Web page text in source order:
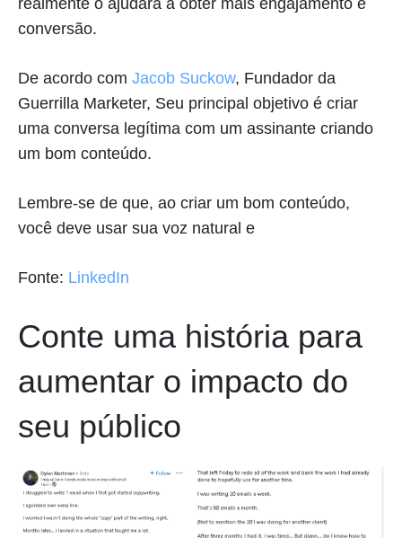
conversão.
De acordo com Jacob Suckow, Fundador da
Guerrilla Marketer, Seu principal objetivo é criar
uma conversa legítima com um assinante criando
um bom conteúdo.
Lembre-se de que, ao criar um bom conteúdo,
você deve usar sua voz natural e
Fonte: LinkedIn
Conte uma história para
aumentar o impacto do
seu público